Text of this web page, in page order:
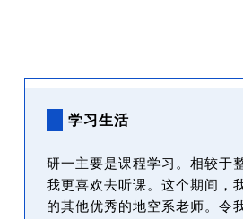
学习生活
研一主要是课程学习。相较于
我更喜欢去听课。这个期间，
的其他优秀的地空系老师。令